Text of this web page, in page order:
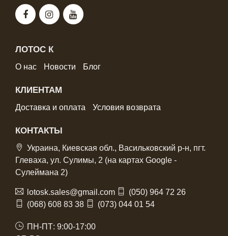
ЛОТОС К
О нас Новости Блог
КЛИЕНТАМ
Доставка и оплата Условия возврата
КОНТАКТЫ
Украина, Киевская обл., Васильковский р-н, пгт.
Глеваха, ул. Сулимы, 2 (на картах Google -
Сулеймана 2)
lotosk.sales@gmail.com
(050) 964 72 26
(068) 608 83 38
(073) 044 01 54
ПН-ПТ: 9:00-17:00